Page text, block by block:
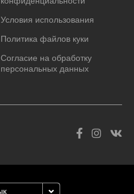
Условия использования
Политика файлов куки
Согласие на обработку
персональных данных